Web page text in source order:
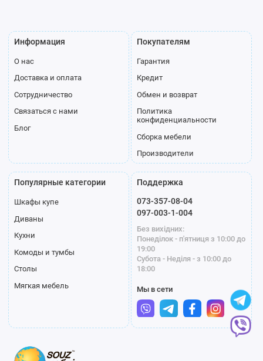
Информация
О нас
Доставка и оплата
Сотрудничество
Связаться с нами
Блог
Покупателям
Гарантия
Кредит
Обмен и возврат
Политика
конфиденциальности
Сборка мебели
Производители
Популярные категории
Шкафы купе
Диваны
Кухни
Комоды и тумбы
Столы
Мягкая мебель
Поддержка
073-357-08-04
097-003-1-004
Без вихідних:
Понеділок - п'ятниця з 10:00 до
19:00
Субота - Неділя - з 10:00 до
18:00
Мы в сети